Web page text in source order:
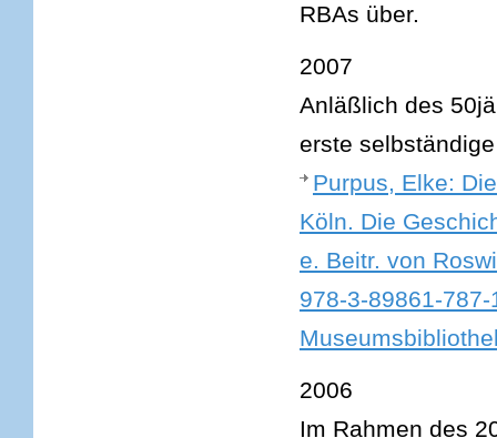
RBAs über.
2007
Anläßlich des
erste
Purpus, Elke:
Köln. Die
e. Beitr. von
978-3-89861-
2006
Im Rahmen des